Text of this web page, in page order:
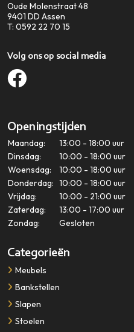
Oude Molenstraat 48
9401 DD Assen
T: 0592 22 70 15
Volg ons op social media
Openingstijden
Maandag:
13:00 - 18:00 uur
Dinsdag:
10:00 - 18:00 uur
Woensdag:
10:00 - 18:00 uur
Donderdag: 10:00 - 18:00 uur
Vrijdag:
10:00 - 21:00 uur
Zaterdag:
13:00 - 17:00 uur
Zondag:
Gesloten
Categorieën
Meubels
Bankstellen
Slapen
Stoelen